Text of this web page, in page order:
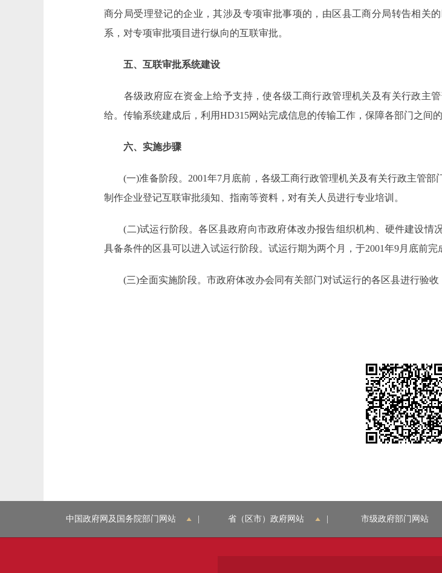
商分局受理登记的企业，其涉及专项审批事项的，由区县工商分局转告相关
系，对专项审批项目进行纵向的互联审批。
五、互联审批系统建设
各级政府应在资金上给予支持，使各级工商行政管理机关及有关行政主
给。传输系统建成后，利用HD315网站完成信息的传输工作，保障各部门之间的
六、实施步骤
(一)准备阶段。2001年7月底前，各级工商行政管理机关及有关行政主管部
制作企业登记互联审批须知、指南等资料，对有关人员进行专业培训。
(二)试运行阶段。各区县政府向市政府体改办报告组织机构、硬件建设情
具备条件的区县可以进入试运行阶段。试运行期为两个月，于2001年9月底前完
(三)全面实施阶段。市政府体改办会同有关部门对试运行的各区县进行验收
中国政府网及国务院部门网站 省（区市）政府网站 市级政府部门网站